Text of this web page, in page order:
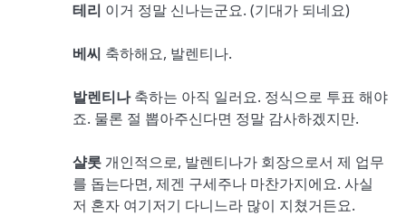
테리 이거 정말 신나는군요. (기대가 되네요)
베씨 축하해요, 발렌티나.
발렌티나축하는 아직 일러요. 정식으로 투표 해야
죠. 물론 절 뽑아주신다면 정말 감사하겠지만.
샬롯 개인적으로, 발렌티나가 회장으로서 제 업무
를 돕는다면, 제겐 구세주나 마찬가지에요. 사실
저 혼자 여기저기 다니느라 많이 지쳤거든요.